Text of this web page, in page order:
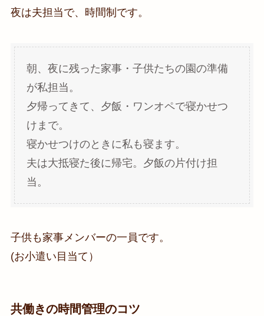
夜は夫担当で、時間制です。
朝、夜に残った家事・子供たちの園の準備
が私担当。
夕帰ってきて、夕飯・ワンオペで寝かせつ
けまで。
寝かせつけのときに私も寝ます。
夫は大抵寝た後に帰宅。夕飯の片付け担
当。
子供も家事メンバーの一員です。
(お小遣い目当て）
共働きの時間管理のコツ